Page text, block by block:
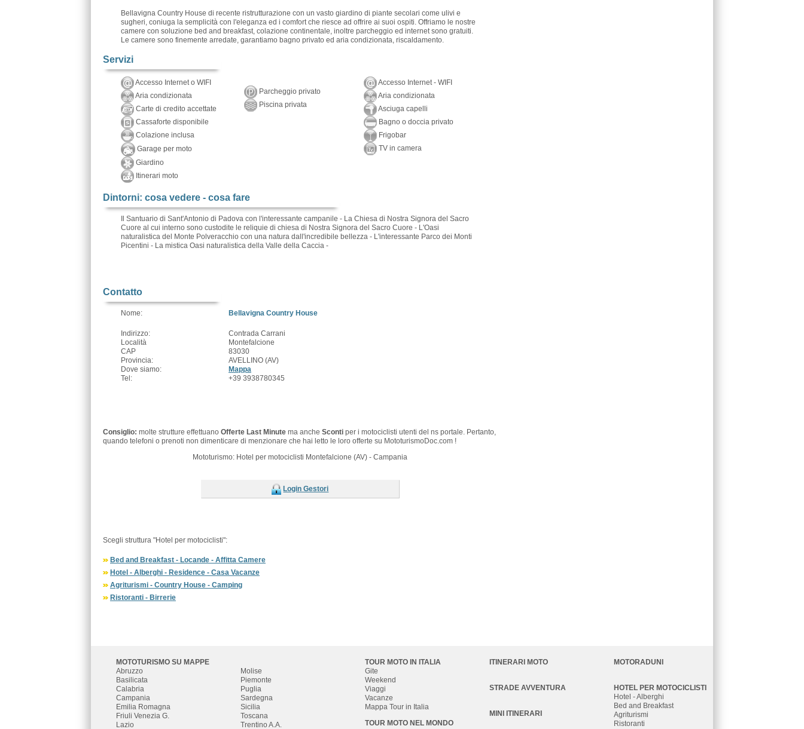
Bellavigna Country House di recente ristrutturazione con un vasto giardino di piante secolari come ulivi e
sugheri, coniuga la semplicità con l'eleganza ed i comfort che riesce ad offrire ai suoi ospiti. Offriamo le nostre
camere con soluzione bed and breakfast, colazione continentale, inoltre parcheggio ed internet sono gratuiti.
Le camere sono finemente arredate, garantiamo bagno privato ed aria condizionata, riscaldamento.
Servizi
Accesso Internet o WIFI
Aria condizionata
Carte di credito accettate
Cassaforte disponibile
Colazione inclusa
Garage per moto
Giardino
Itinerari moto
Parcheggio privato
Piscina privata
Accesso Internet - WIFI
Aria condizionata
Asciuga capelli
Bagno o doccia privato
Frigobar
TV in camera
Dintorni: cosa vedere - cosa fare
Il Santuario di Sant'Antonio di Padova con l'interessante campanile - La Chiesa di Nostra Signora del Sacro
Cuore al cui interno sono custodite le reliquie di chiesa di Nostra Signora del Sacro Cuore - L'Oasi
naturalistica del Monte Polveracchio con una natura dall'incredibile bellezza - L'interessante Parco dei Monti
Picentini - La mistica Oasi naturalistica della Valle della Caccia -
Contatto
Nome:
Indirizzo:
Località
CAP
Provincia:
Dove siamo:
Tel:
Bellavigna Country House
Contrada Carrani
Montefalcione
83030
AVELLINO (AV)
Mappa
+39 3938780345
Consiglio: molte strutture effettuano Offerte Last Minutema anche Scontiper i motociclisti utenti del ns portale. Pertanto,
quando telefoni o prenoti non dimenticare di menzionare che hai letto le loro offerte su MototurismoDoc.com !
Mototurismo: Hotel per motociclisti Montefalcione (AV) - Campania
Login Gestori
Scegli struttura "Hotel per motociclisti":
Bed and Breakfast - Locande - Affitta Camere
Hotel - Alberghi - Residence - Casa Vacanze
Agriturismi - Country House - Camping
Ristoranti - Birrerie
MOTOTURISMO SU MAPPE
Abruzzo
Basilicata
Calabria
Campania
Emilia Romagna
Friuli Venezia G.
Lazio
Molise
Piemonte
Puglia
Sardegna
Sicilia
Toscana
Trentino A.A.
TOUR MOTO IN ITALIA
Gite
Weekend
Viaggi
Vacanze
Mappa Tour in Italia
TOUR MOTO NEL MONDO
ITINERARI MOTO
STRADE AVVENTURA
MINI ITINERARI
MOTORADUNI
HOTEL PER MOTOCICLISTI
Hotel - Alberghi
Bed and Breakfast
Agriturismi
Ristoranti